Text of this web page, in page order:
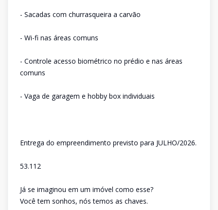
- Sacadas com churrasqueira a carvão
- Wi-fi nas áreas comuns
- Controle acesso biométrico no prédio e nas áreas
comuns
- Vaga de garagem e hobby box individuais
Entrega do empreendimento previsto para JULHO/2026.
53.112
Já se imaginou em um imóvel como esse?
Você tem sonhos, nós temos as chaves.